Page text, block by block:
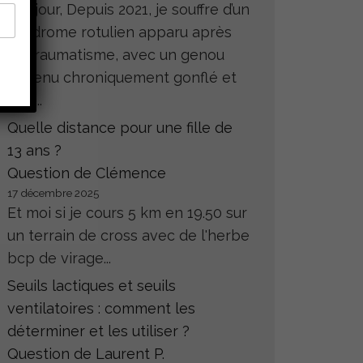
Bonjour, Depuis 2021, je souffre d’un
syndrome rotulien apparu après
un traumatisme, avec un genou
devenu chroniquement gonflé et
très...
Quelle distance pour une fille de
13 ans ?
Question de Clémence
17 décembre 2025
Et moi si je cours 5 km en 19.50 sur
un terrain de cross avec de l'herbe
bcp de virage...
Seuils lactiques et seuils
ventilatoires : comment les
déterminer et les utiliser ?
Question de Laurent P.